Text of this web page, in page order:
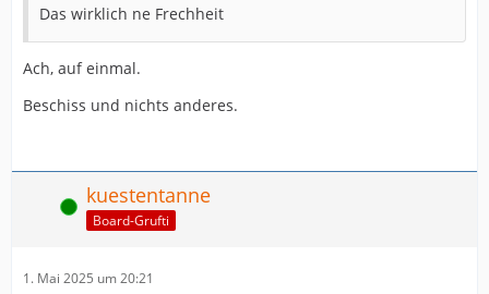
Das wirklich ne Frechheit
Ach, auf einmal.
Beschiss und nichts anderes.
Online kuestentanne
Board-Grufti
1. Mai 2025 um 20:21